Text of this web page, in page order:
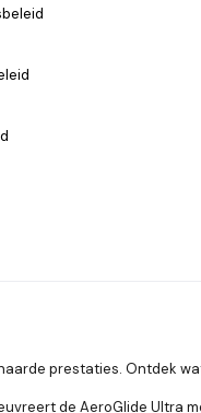
prestaties. Ontdek
de AeroGlide Ultra